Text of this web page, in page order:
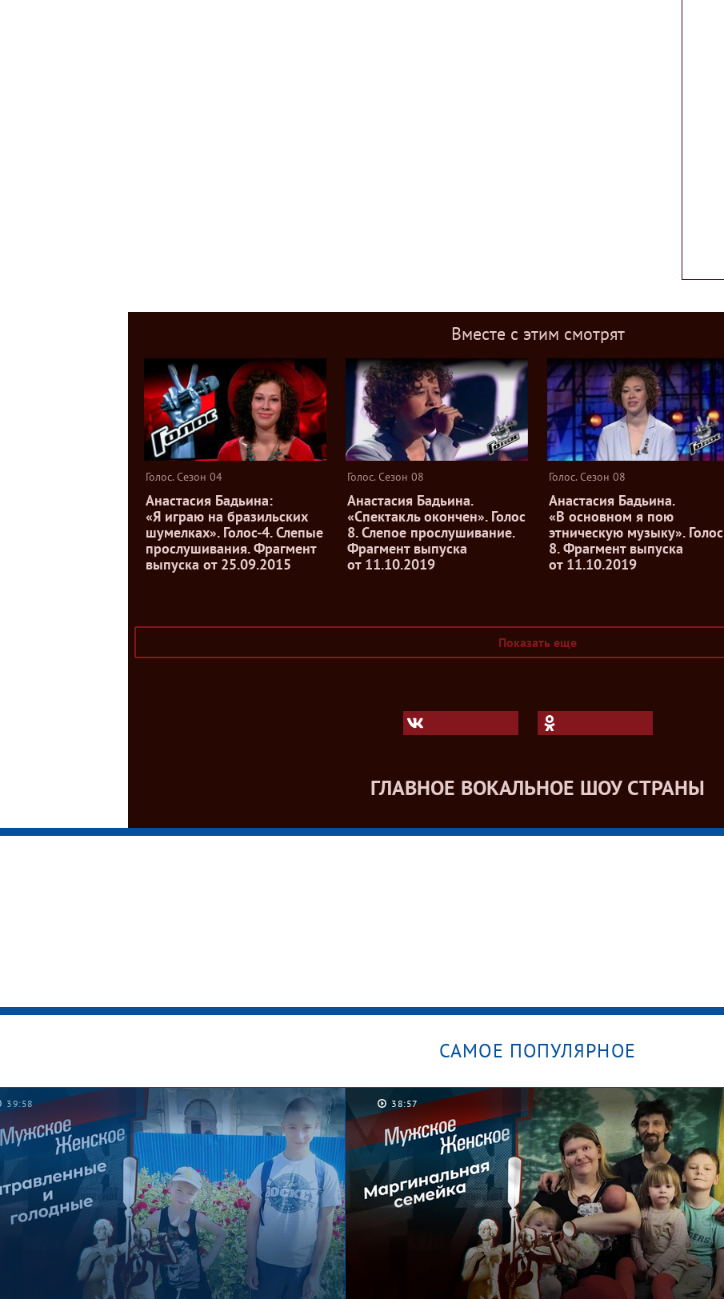
Вместе с этим смотрят
Голос. Сезон 04
Анастасия Бадьина:
«Я играю на бразильских
шумелках». Голос-4. Слепые
прослушивания. Фрагмент
выпуска от 25.09.2015
Голос. Сезон 08
Анастасия Бадьина.
«Спектакль окончен». Голос
8. Слепое прослушивание.
Фрагмент выпуска
от 11.10.2019
Голос. Сезон 08
Анастасия Бадьина.
«В основном я пою
этническую музыку». Голос
8. Фрагмент выпуска
от 11.10.2019
Показать еще
ГЛАВНОЕ ВОКАЛЬНОЕ ШОУ СТРАНЫ
САМОЕ ПОПУЛЯРНОЕ
39:58 38:57